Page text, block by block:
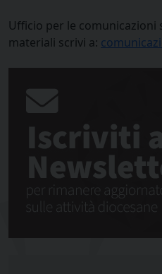
Ufficio per le comunicazioni
materiali scrivi a: